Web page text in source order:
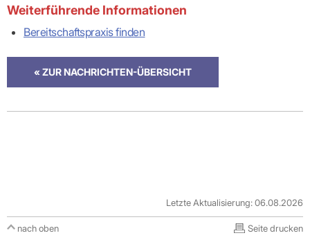
Weiterführende Informationen
Bereitschaftspraxis finden
« ZUR NACHRICHTEN-ÜBERSICHT
Letzte Aktualisierung: 06.08.2026
nach oben Seite drucken